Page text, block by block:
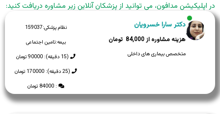
در اپلیکیشن مدافون، می توانید از پزشکان آنلاین زیر مشاوره دریافت کنید:
نظام پزشکی:159037
بیمه:تامین اجتماعی
(15 دقیقه): 90000 تومان
(25 دقیقه): 170000 تومان
: 84000 تومان
دکتر سارا خسرویان
84,000
متخصص بیماری های داخلی